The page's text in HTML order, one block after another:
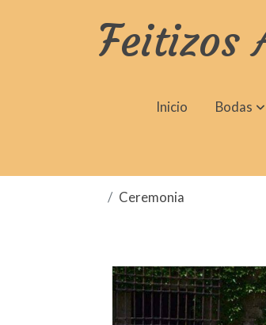
Feitizos
Inicio Bodas
Ceremonia